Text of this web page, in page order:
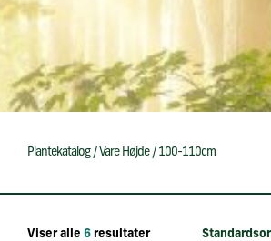
Plantekatalog/Vare Højde/ 100-110cm
Viser alle 6 resultater